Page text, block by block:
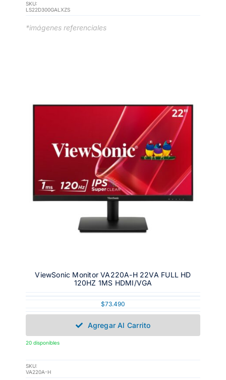
SKU:
LS22D300GALXZS
*imágenes referenciales
ViewSonic Monitor VA220A-H 22VA FULL HD
120HZ 1MS HDMI/VGA
$73.490
Agregar Al Carrito
20 disponibles
SKU:
VA220A-H